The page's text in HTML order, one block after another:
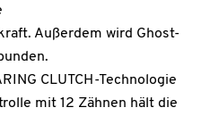
Außerdem wird Ghost-
CLUTCH-Technologie
mit 12 Zähnen hält die